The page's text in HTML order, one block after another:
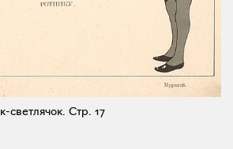
светлячок. Стр. 17